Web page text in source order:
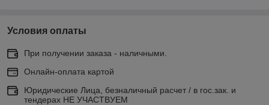
Условия оплаты
При получении заказа - наличными.
Онлайн-оплата картой
Юридические Лица, безналичный расчет / в гос.зак. и
тендерах НЕ УЧАСТВУЕМ